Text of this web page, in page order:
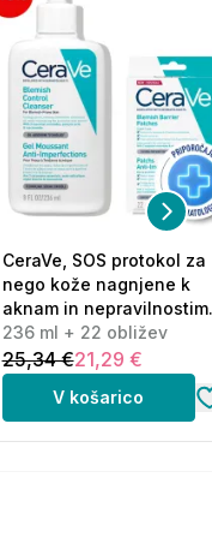
CeraVe, SOS protokol za
nego kože nagnjene k
aknam in nepravilnostim
(236 ml + 22 obližev)
236 ml + 22 obližev
25,34 €21,29 €
V košarico